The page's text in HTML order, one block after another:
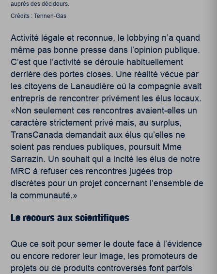
auprès des décideurs.
Crédits : Tennen-Gas
Activité légale et reconnue, le lobbying n’a quand
même pas bonne presse dans l’opinion publique.
C’est que l’activité se déroule habituellement
derrière des portes closes. Une réalité vécue par
les citoyens de Lanaudière où la compagnie avait
entrepris de rencontrer privément les élus locaux.
«Non seulement ces rencontres avaient-elles un
caractère strictement privé mais, au surplus,
TransCanada demandait aux élus qu’elles ne
soient pas rendues publiques, poursuit Mme
Sarrazin. Un souhait qui a incité les élus de notre
MRC à refuser ces rencontres jugées trop
discrètes pour un projet concernant l’ensemble de
la communauté.»
Le recours aux scientifiques
Que ce soit pour semer le doute face à l’évidence
ou encore redorer leur image, les promoteurs de
projets ou de produits controversés font parfois